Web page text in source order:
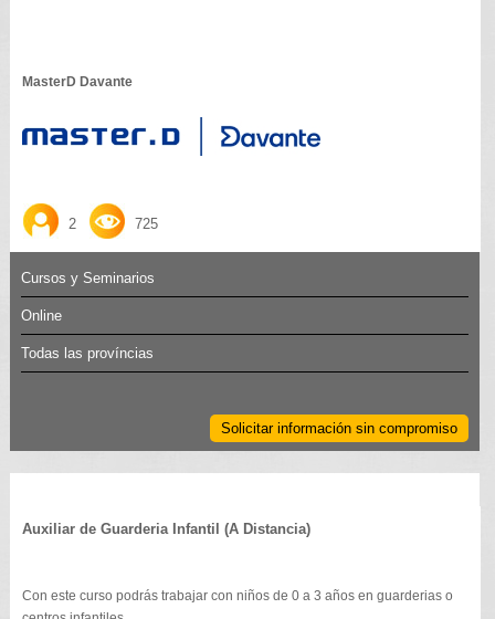
MasterD Davante
2 725
Cursos y Seminarios
Online
Todas las províncias
Solicitar información sin compromiso
Auxiliar de Guarderia Infantil (A Distancia)
Con este curso podrás trabajar con niños de 0 a 3 años en guarderias o